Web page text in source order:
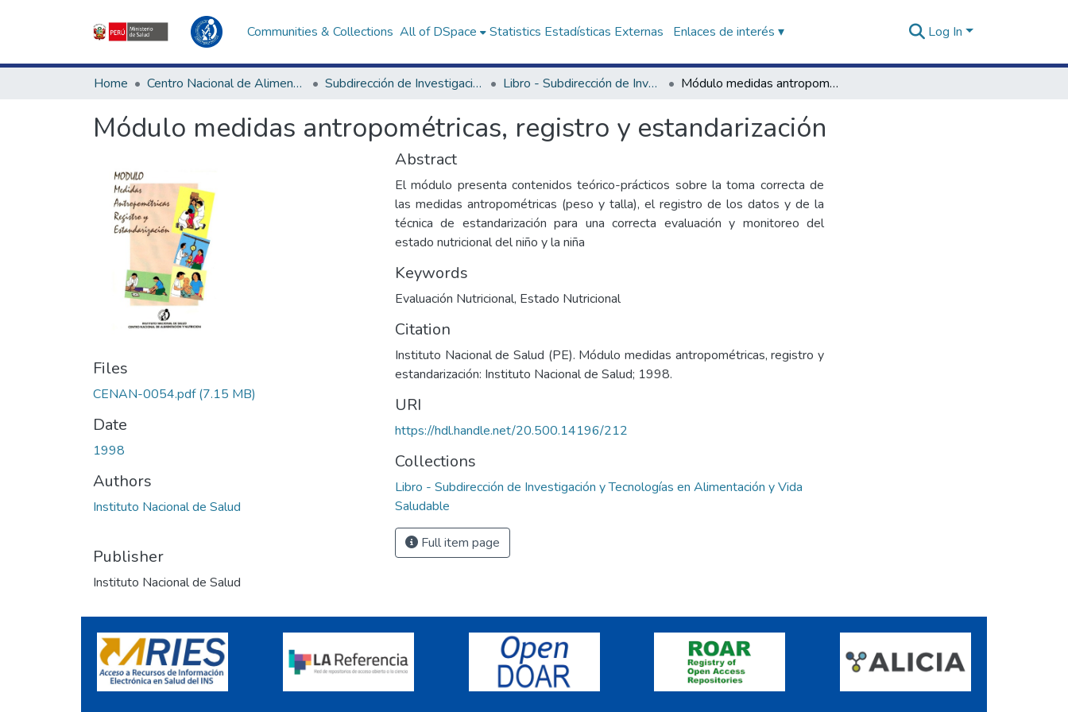
Communities & Collections All of DSpace Statistics Estadísticas Externas Enlaces de interés ▾ Log In
Home Centro Nacional de Alimentación, Nutrición y Vida Saludable Subdirección de Investigación y Tecnologías en Alimentación y Vida Saludable Libro - Subdirección de Investigación y Tecnologías en Alimentación y Vida Saludable Módulo medidas antropométricas, registro y estandarización
Módulo medidas antropométricas, registro y estandarización
Files
CENAN-0054.pdf(7.15 MB)
Date
1998
Authors
Instituto Nacional de Salud
Publisher
Instituto Nacional de Salud
Abstract
El módulo presenta contenidos teórico-prácticos sobre la toma correcta de
las medidas antropométricas (peso y talla), el registro de los datos y de la
técnica de estandarización para una correcta evaluación y monitoreo del
estado nutricional del niño y la niña
Keywords
Evaluación Nutricional, Estado Nutricional
Citation
Instituto Nacional de Salud (PE). Módulo medidas antropométricas, registro y
estandarización: Instituto Nacional de Salud; 1998.
URI
https://hdl.handle.net/20.500.14196/212
Collections
Libro - Subdirección de Investigación y Tecnologías en Alimentación y Vida
Saludable
Full item page